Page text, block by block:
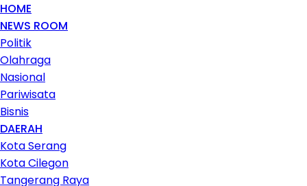
HOME
NEWS ROOM
Politik
Olahraga
Nasional
Pariwisata
Bisnis
DAERAH
Kota Serang
Kota Cilegon
Tangerang Raya